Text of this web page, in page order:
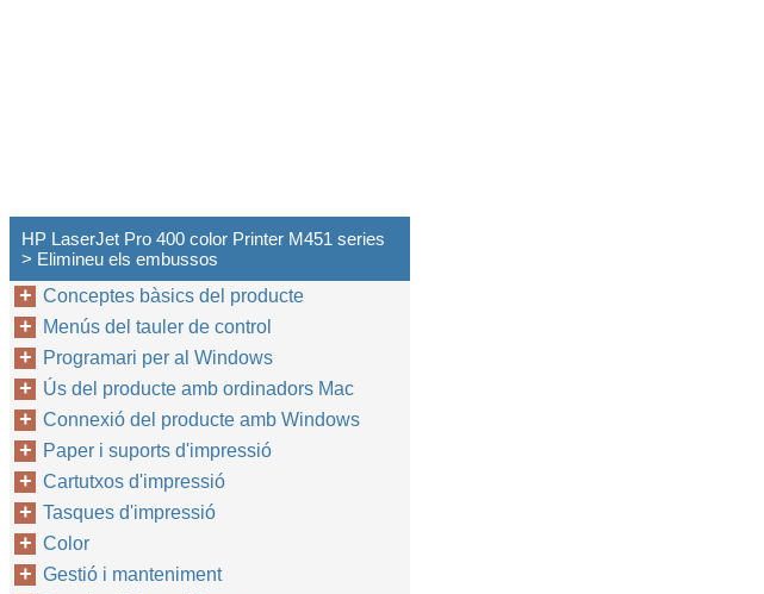
HP LaserJet Pro 400 color Printer M451 series
> Elimineu els embussos
Conceptes bàsics del producte
Menús del tauler de control
Programari per al Windows
Ús del producte amb ordinadors Mac
Connexió del producte amb Windows
Paper i suports d'impressió
Cartutxos d'impressió
Tasques d'impressió
Color
Gestió i manteniment